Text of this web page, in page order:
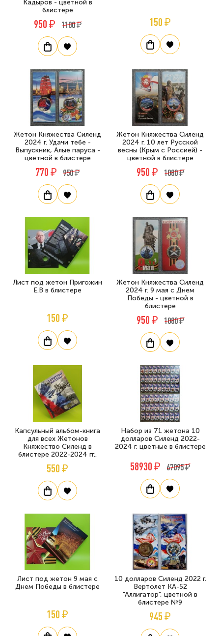
Кадыров - цветной в
блистере
950 ₽ 1100 ₽ 150 ₽
Жетон Княжества Силенд
2024 г. Удачи тебе -
Выпускник, Алые паруса -
цветной в блистере
770 ₽ 950 ₽
Жетон Княжества Силенд
2024 г. 10 лет Русской
весны (Крым с Россией) -
цветной в блистере
950 ₽ 1080 ₽
Лист под жетон Пригожин
Е.В в блистере
150 ₽
Жетон Княжества Силенд
2024 г. 9 мая с Днем
Победы - цветной в
блистере
950 ₽ 1080 ₽
Капсульный альбом-книга
для всех Жетонов
Княжество Силенд в
блистере 2022-2024 гг..
550 ₽
Набор из 71 жетона 10
долларов Силенд 2022-
2024 г. цветные в блистере
58930 ₽ 67095 ₽
Лист под жетон 9 мая с
Днем Победы в блистере
150 ₽
10 долларов Силенд 2022 г.
Вертолет КА-52
"Аллигатор", цветной в
блистере №9
945 ₽